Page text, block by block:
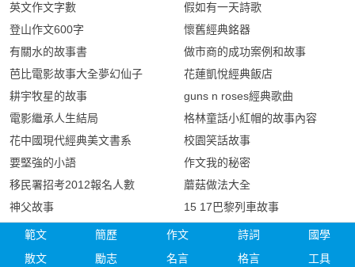
英文作文字數
登山作文600字
有關水的故事書
芭比電影故事大全夢幻仙子
耕宇牧星的故事
電影繼承人生結局
花中國現代經典美文書系
要堅強的小語
移民署招考2012報名人數
神父故事
假如有一天詩歌
懷舊經典銘器
做市商的成功案例和故事
花蓮凱悅經典飯店
guns n roses經典歌曲
格林童話小紅帽的故事內容
校園笑話故事
作文我的秘密
蘑菇做法大全
15 17巴黎列車故事
範文 簡歷 作文 詩詞
國學
散文
勵志 名言 格言 工具